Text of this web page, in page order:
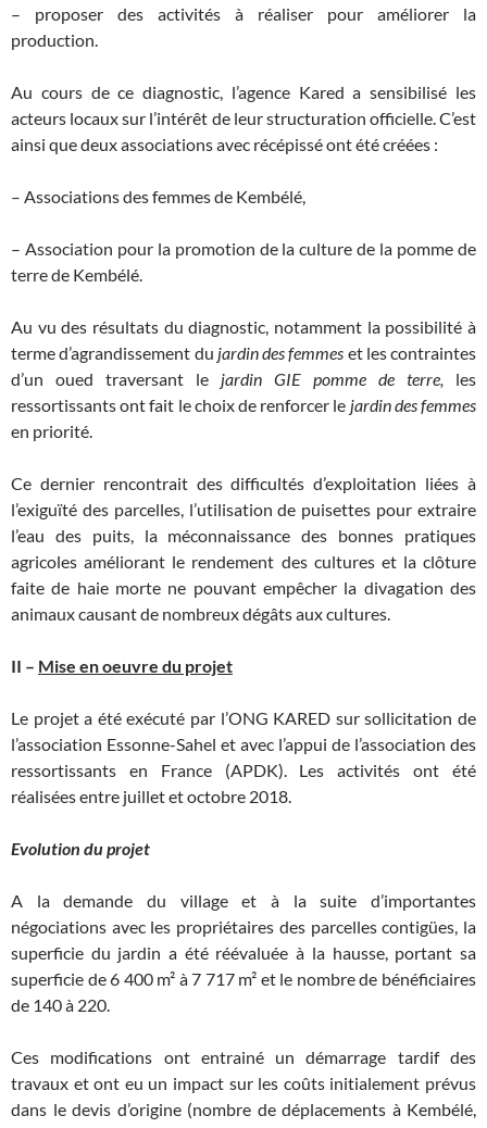
– proposer des activités à réaliser pour améliorer la
production.
Au cours de ce diagnostic, l’agence Kared a sensibilisé les
acteurs locaux sur l’intérêt de leur structuration officielle. C’est
ainsi que deux associations avec récépissé ont été créées :
– Associations des femmes de Kembélé,
– Association pour la promotion de la culture de la pomme de
terre de Kembélé.
Au vu des résultats du diagnostic, notamment la possibilité à
terme d’agrandissement du jardin des femmes et les contraintes
d’un oued traversant le jardin GIE pomme de terre, les
ressortissants ont fait le choix de renforcer le jardin des femmes
en priorité.
Ce dernier rencontrait des difficultés d’exploitation liées à
l’exiguïté des parcelles, l’utilisation de puisettes pour extraire
l’eau des puits, la méconnaissance des bonnes pratiques
agricoles améliorant le rendement des cultures et la clôture
faite de haie morte ne pouvant empêcher la divagation des
animaux causant de nombreux dégâts aux cultures.
II – Mise en oeuvre du projet
Le projet a été exécuté par l’ONG KARED sur sollicitation de
l’association Essonne-Sahel et avec l’appui de l’association des
ressortissants en France (APDK). Les activités ont été
réalisées entre juillet et octobre 2018.
Evolution du projet
A la demande du village et à la suite d’importantes
négociations avec les propriétaires des parcelles contigües, la
superficie du jardin a été réévaluée à la hausse, portant sa
superficie de 6 400 m² à 7 717 m² et le nombre de bénéficiaires
de 140 à 220.
Ces modifications ont entrainé un démarrage tardif des
travaux et ont eu un impact sur les coûts initialement prévus
dans le devis d’origine (nombre de déplacements à Kembélé,